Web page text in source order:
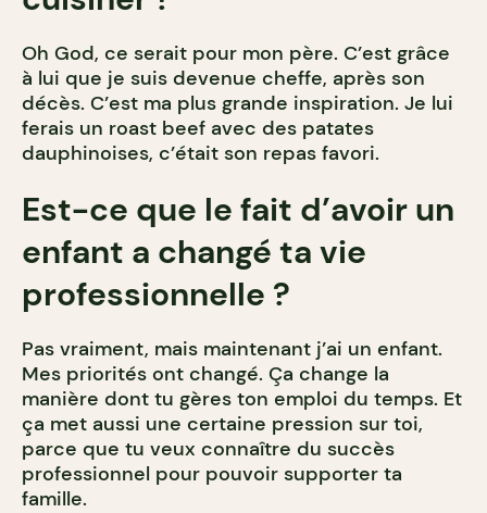
Oh God, ce serait pour mon père. C’est grâce
à lui que je suis devenue cheffe, après son
décès. C’est ma plus grande inspiration. Je lui
ferais un roast beef avec des patates
dauphinoises, c’était son repas favori.
Est-ce que le fait d’avoir un
enfant a changé ta vie
professionnelle ?
Pas vraiment, mais maintenant j’ai un enfant.
Mes priorités ont changé. Ça change la
manière dont tu gères ton emploi du temps. Et
ça met aussi une certaine pression sur toi,
parce que tu veux connaître du succès
professionnel pour pouvoir supporter ta
famille.